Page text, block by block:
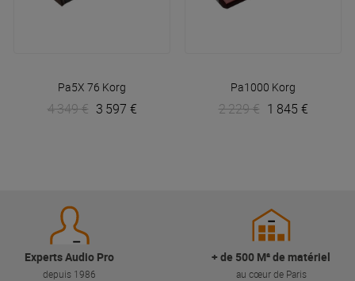
Pa5X 76 Korg
4 349 € 3 597 €
Pa1000 Korg
2 229 € 1 845 €
Experts Audio Pro
depuis 1986
+ de 500 M² de matériel
au cœur de Paris